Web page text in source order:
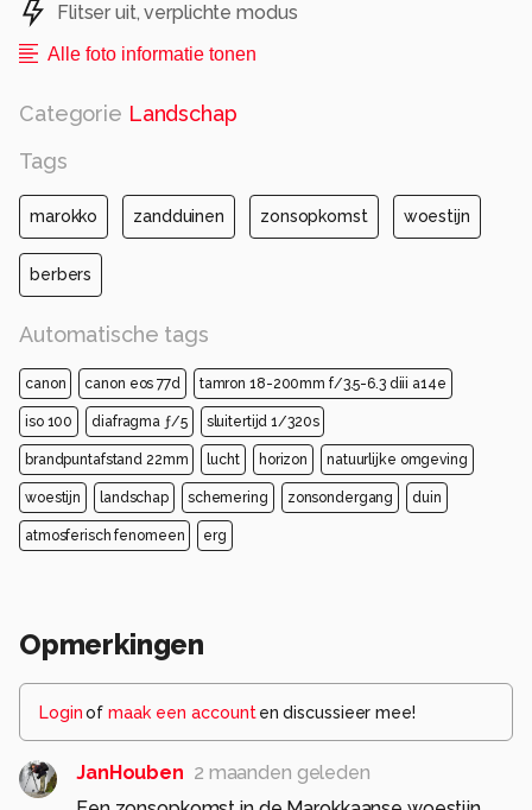
Flitser uit, verplichte modus
Alle foto informatie tonen
Categorie Landschap
Tags
marokko zandduinen zonsopkomst woestijn
berbers
Automatische tags
canon canon eos 77d tamron 18-200mm f/3.5-6.3 diii a14e
iso 100 diafragma ƒ/5 sluitertijd 1/320s
brandpuntafstand 22mm lucht horizon natuurlijke omgeving
woestijn landschap schemering zonsondergang duin
atmosferisch fenomeen erg
Opmerkingen
Loginof maak een account en discussieer mee!
JanHouben 2 maanden geleden